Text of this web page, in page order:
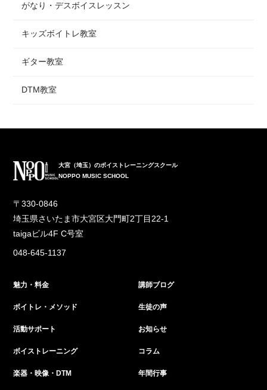
がなり・デスボイスレッスン
キッズボイトレ教室
ギター教室
DTM教室
大宮（埼玉）のボイストレーニングスクール
NOPPO MUSIC SCHOOL
〒330-0846
埼玉県さいたま市大宮区大門町2丁目22-1
taigaビル4F C号室
048-645-1137
魅力・料金
ボイトレ・メソッド
活動サポート
ボイストレーニング
楽器・映像・DTM
講師ブログ
生徒の声
お知らせ
コラム
年間行事